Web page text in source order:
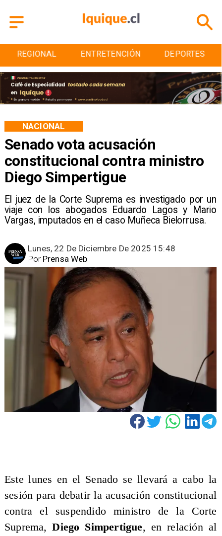
REGIONAL ENTRETENCIÓN DEPORTES
Senado vota acusación
constitucional contra ministro
Diego Simpertigue
El juez de la Corte Suprema es investigado por un
viaje con los abogados Eduardo Lagos y Mario
Vargas, imputados en el caso Muñeca Bielorrusa.
NACIONAL
Lunes, 22 De Diciembre De 2025 15:48
Prensa Web
Por
Este lunes en el Senado se llevará a cabo la
sesión para debatir la acusación constitucional
contra el suspendido ministro de la Corte
Suprema,Diego Simpertigue, en relación al